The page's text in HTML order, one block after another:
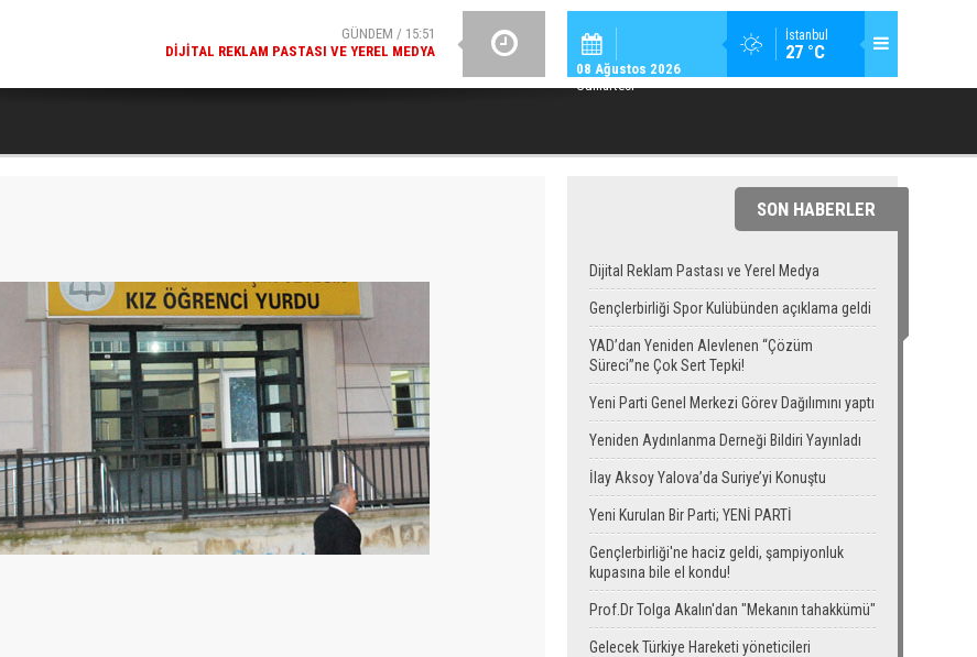
İstanbul
27 °C
08 Ağustos 2026
Cumartesi
GÜNDEM / 15:51
DIJITAL REKLAM PASTASI VE YEREL MEDYA
YAD’DAN YENIDEN ALEVLENEN “ÇÖZÜM SÜRECI”NE ÇOK SERT
SON HABERLER
Dijital Reklam Pastası ve Yerel Medya
Gençlerbirliği Spor Kulübünden açıklama geldi
YAD’dan Yeniden Alevlenen “Çözüm
Süreci”ne Çok Sert Tepki!
Yeni Parti Genel Merkezi Görev Dağılımını yaptı
Yeniden Aydınlanma Derneği Bildiri Yayınladı
İlay Aksoy Yalova’da Suriye’yi Konuştu
Yeni Kurulan Bir Parti; YENİ PARTİ
Gençlerbirliği'ne haciz geldi, şampiyonluk
kupasına bile el kondu!
Prof.Dr Tolga Akalın'dan "Mekanın tahakkümü"
Gelecek Türkiye Hareketi yöneticileri